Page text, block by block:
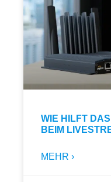
WIE HILFT
BEIM
MEHR ›